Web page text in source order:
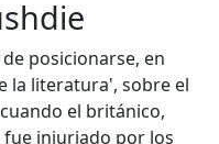
posicionarse, en
la literatura', sobre el
el británico,
fue injuriado por los